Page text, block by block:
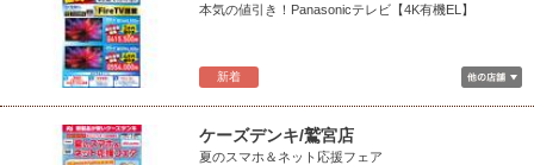
新着
本気の値引き！Panasonicテレビ【4K有機EL】
ケーズデンキ/鷲宮店
夏のスマホ＆ネット応援フェア